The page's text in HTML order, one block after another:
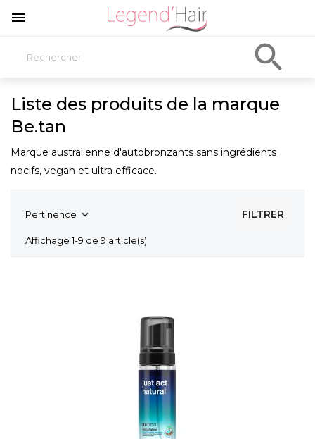


Liste des produits de la marque
Be.tan
Marque australienne d'autobronzants sans ingrédients
nocifs, vegan et ultra efficace.
Pertinence  FILTRER
Affichage 1-9 de 9 article(s)